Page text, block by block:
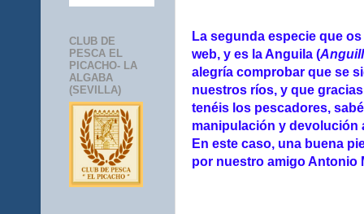
La segunda especie que
web, y es la Anguila (
alegría comprobar que se
nuestros ríos, y que
tenéis los pescadores,
manipulación y devolución
En este caso, una buena
por nuestro amigo Antonio
CLUB DE
PESCA EL
PICACHO- LA
ALGABA
(SEVILLA)